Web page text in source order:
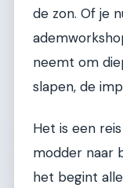
de zon. Of je
neemt om
slapen, de
Het is een
modder naar
het begint